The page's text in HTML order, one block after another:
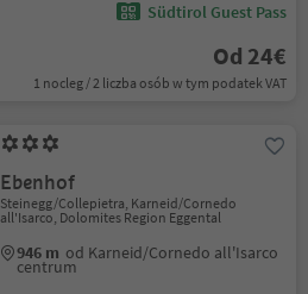
Südtirol Guest Pass
Od 24€
1 nocleg / 2 liczba osób w tym podatek VAT
Ebenhof
Steinegg/Collepietra, Karneid/Cornedo
all'Isarco, Dolomites Region Eggental
946 m od Karneid/Cornedo all'Isarco
centrum